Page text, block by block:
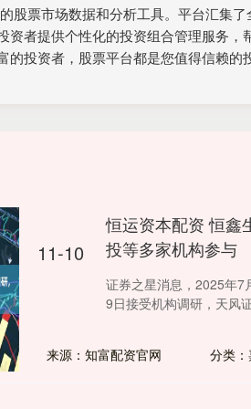
票市场数据和分析工具。平台汇集
者提供个性化的投资组合管理服务
投资者，股票平台都是您值得信赖的
11-10
恒运资本配资 恒鑫
投等多家机构参与
证券之星消息，2025年7
9日接受机构调研，天风
来源：知富配资官网 分类